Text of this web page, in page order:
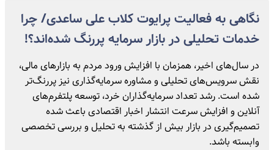
نگاهی به فعالیت پرایوت کلاب علی ساعدی/ چرا
خدمات تحلیلی در بازار سرمایه پررنگ شده‌اند؟!
در سال‌های اخیر، همزمان با افزایش ورود مردم به بازارهای مالی،
نقش سرویس‌های تحلیلی و مشاوره سرمایه‌گذاری نیز پررنگ‌تر
شده است. رشد تعداد سرمایه‌گذاران خرد، توسعه پلتفرم‌های
آنلاین و افزایش سرعت انتشار اخبار اقتصادی باعث شده
تصمیم‌گیری در بازار بیش از گذشته به تحلیل و بررسی تخصصی
وابسته باشد.